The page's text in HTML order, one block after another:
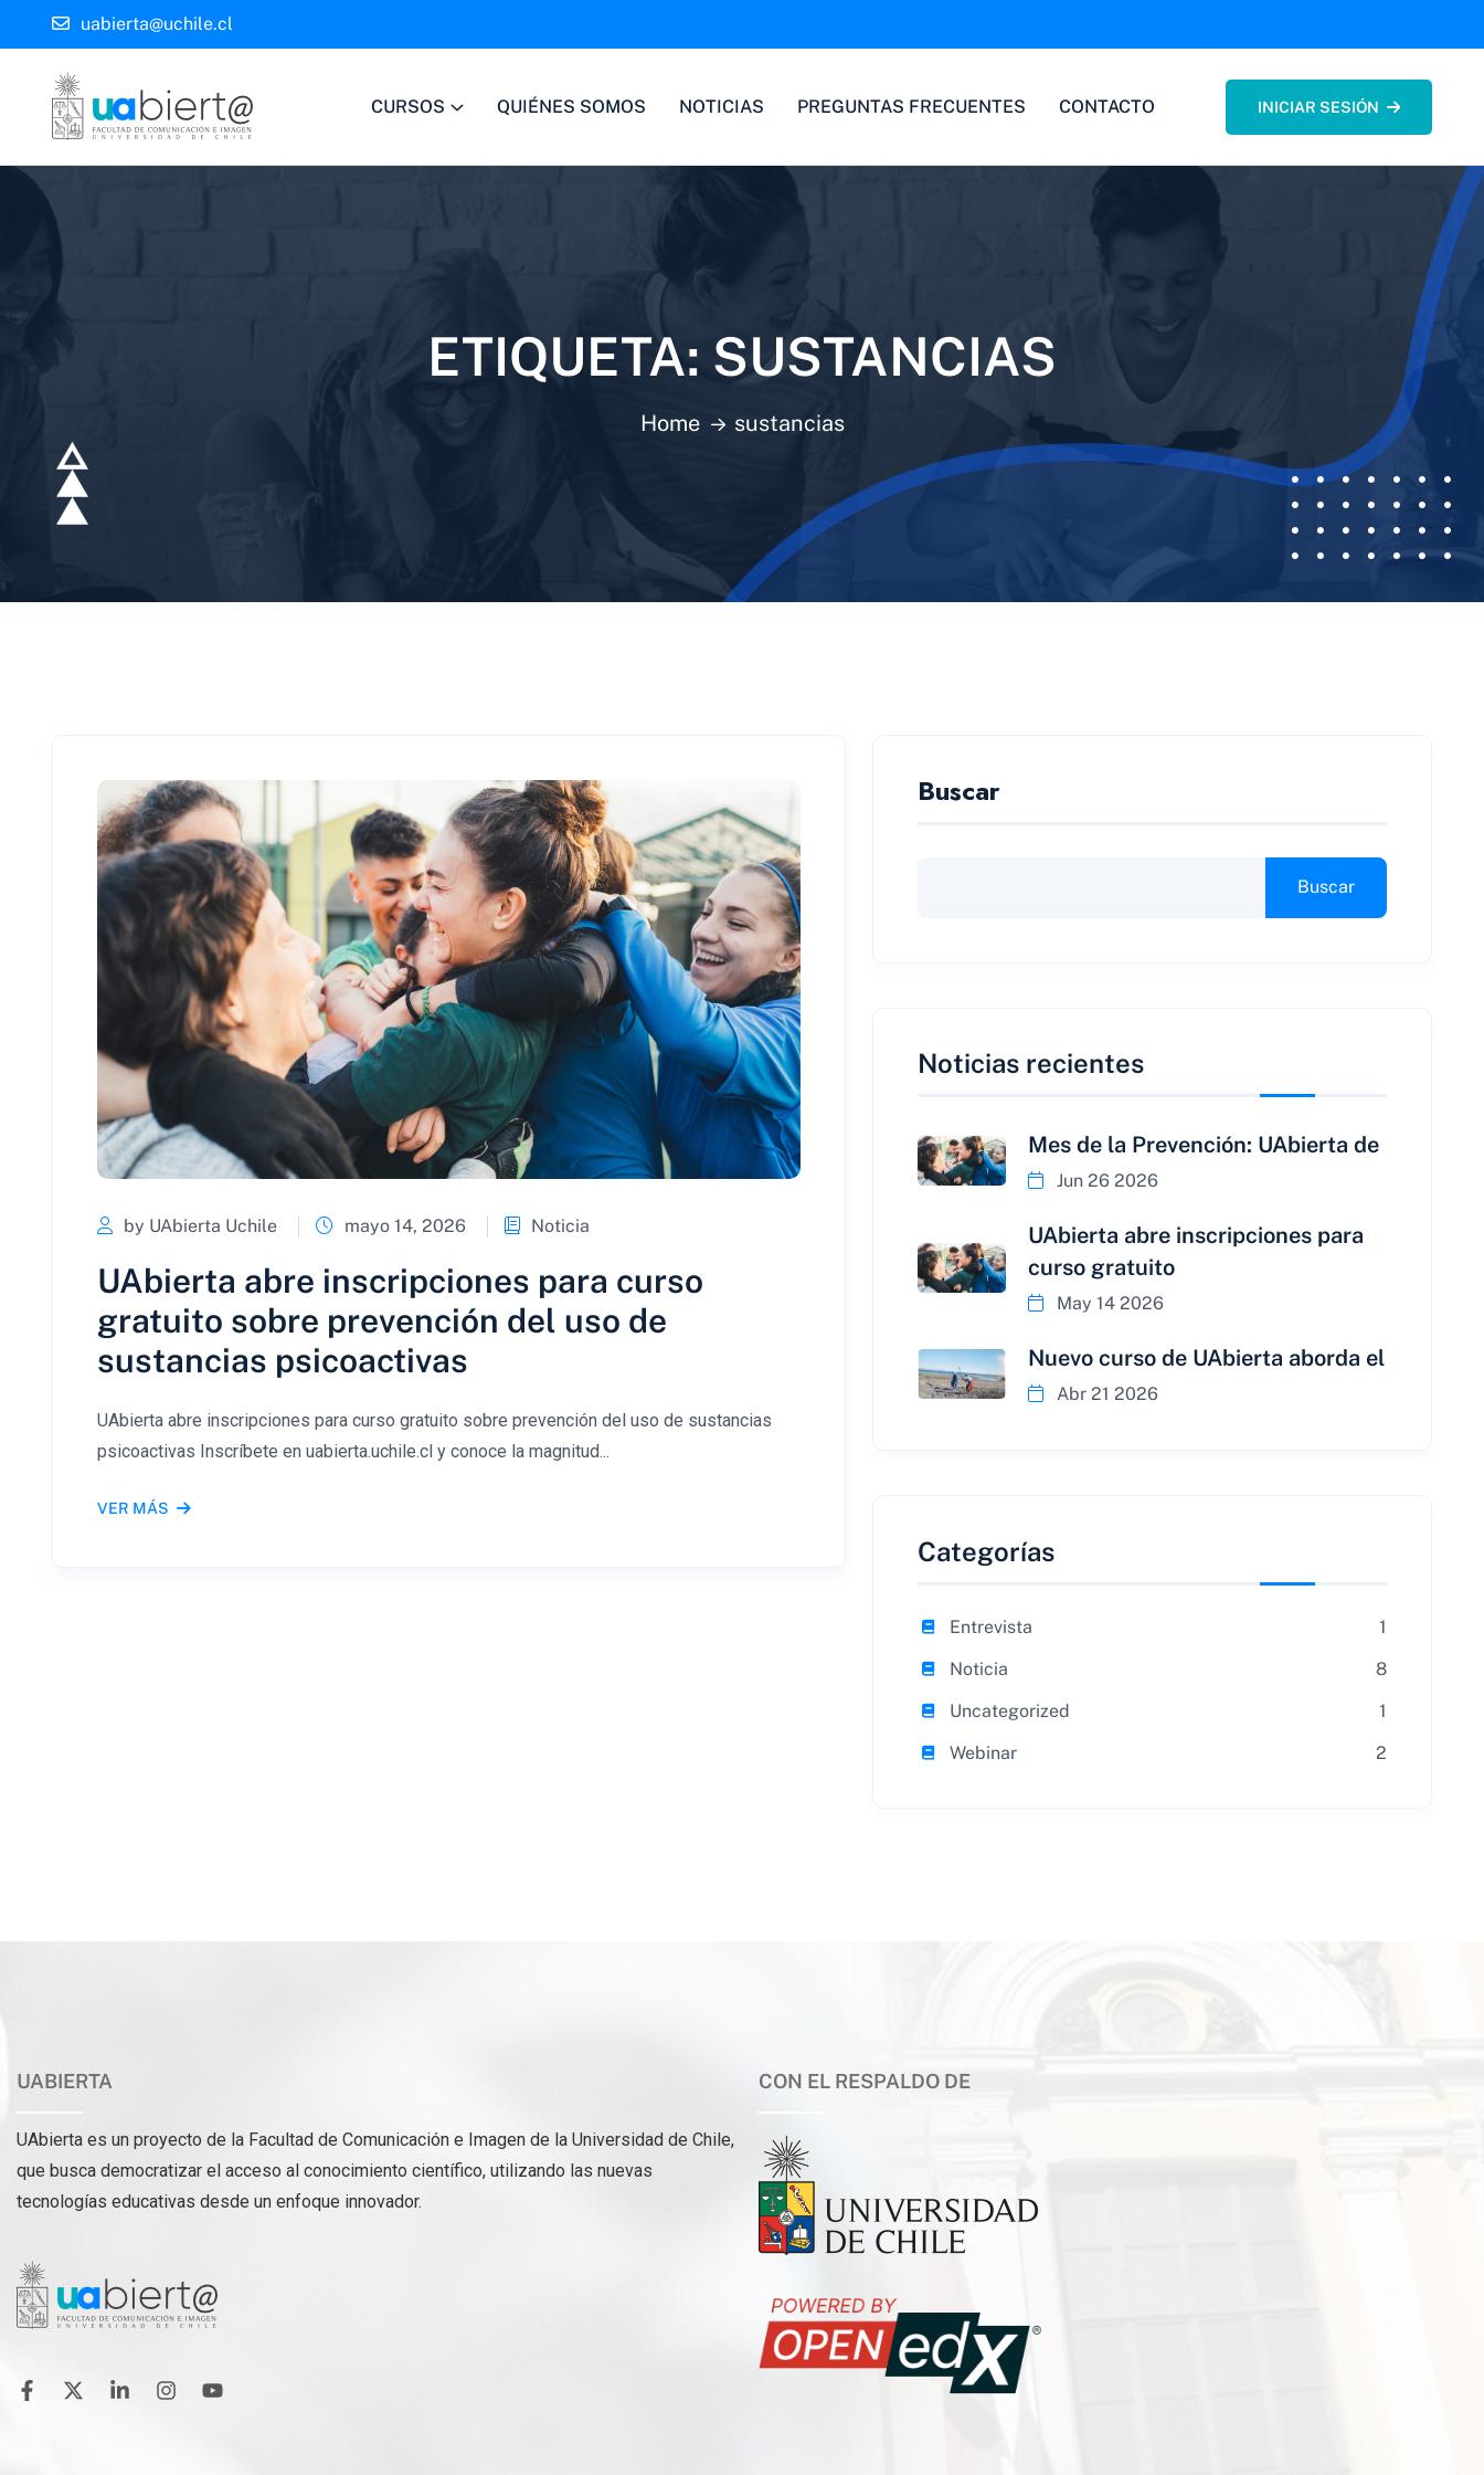
uabierta@uchile.cl
CURSOS QUIÉNES SOMOS NOTICIAS PREGUNTAS FRECUENTES CONTACTO INICIAR SESIÓN
ETIQUETA: SUSTANCIAS
Home sustancias
by UAbierta Uchile mayo 14, 2026 Noticia
UAbierta abre inscripciones para curso
gratuito sobre prevención del uso de
sustancias psicoactivas
UAbierta abre inscripciones para curso gratuito sobre prevención del uso de sustancias
psicoactivas Inscríbete en uabierta.uchile.cl y conoce la magnitud...
VER MÁS
Buscar
Buscar
Noticias recientes
Mes de la Prevención: UAbierta de
Jun 26 2026
UAbierta abre inscripciones para
curso gratuito
May 14 2026
Nuevo curso de UAbierta aborda el
Abr 21 2026
Categorías
Entrevista
1
Noticia
8
Uncategorized
1
Webinar
2
UABIERTA
UAbierta es un proyecto de la Facultad de Comunicación e Imagen de la Universidad de Chile,
que busca democratizar el acceso al conocimiento científico, utilizando las nuevas
tecnologías educativas desde un enfoque innovador.
CON EL RESPALDO DE